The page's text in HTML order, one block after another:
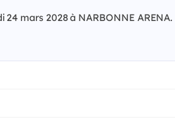
mars 2028 à NARBONNE ARENA.